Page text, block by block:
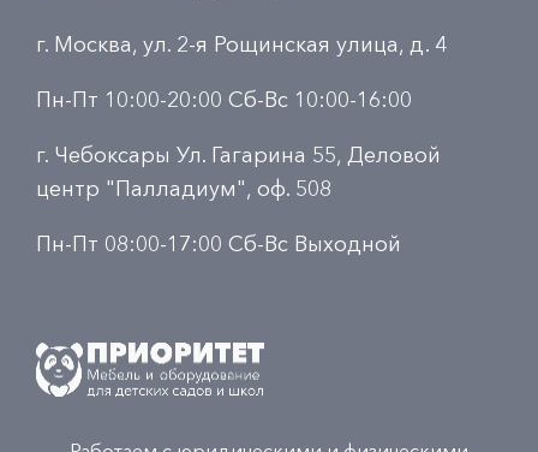
г. Москва, ул. 2-я Рощинская улица, д. 4
Пн-Пт 10:00-20:00 Сб-Вс 10:00-16:00
г. Чебоксары Ул. Гагарина 55, Деловой
центр "Палладиум", оф. 508
Пн-Пт 08:00-17:00 Сб-Вс Выходной